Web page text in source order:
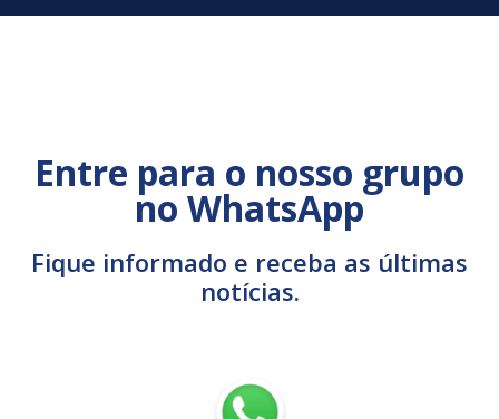
Entre para o nosso grupo
no WhatsApp
Fique informado e receba as últimas
notícias.